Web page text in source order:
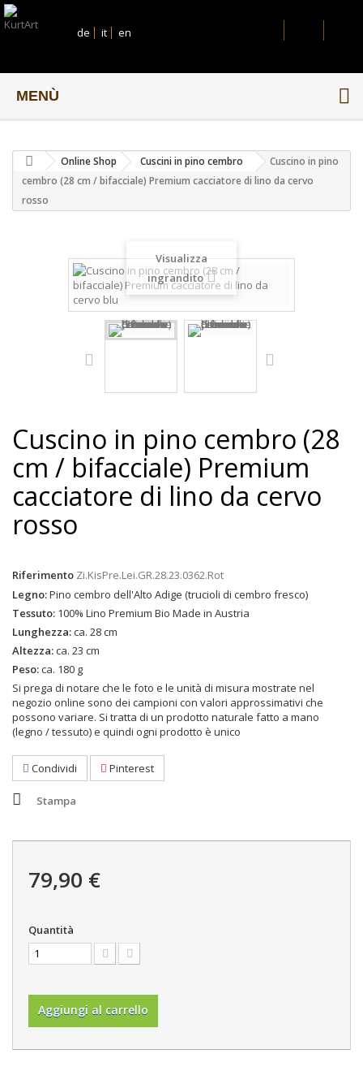
de it en
MENÙ
Online Shop Cuscini in pino cembro
Cuscino in pino
cembro (28 cm / bifacciale) Premium cacciatore di lino da cervo
rosso
Visualizza
ingrandito
Cuscino in pino cembro (28
cm / bifacciale) Premium
cacciatore di lino da cervo
rosso
Riferimento Zi.KisPre.Lei.GR.28.23.0362.Rot
Legno:Pino cembro dell'Alto Adige (trucioli di cembro fresco)
Tessuto: 100% Lino Premium Bio Made in Austria
Lunghezza:ca. 28 cm
Altezza:ca. 23 cm
Peso:ca. 180 g
Si prega di notare che le foto e le unità di misura mostrate nel
negozio online sono dei campioni con valori approssimativi che
possono variare. Si tratta di un prodotto naturale fatto a mano
(legno / tessuto) e quindi ogni prodotto è unico
Condividi Pinterest
Stampa
79,90 €
Quantità
Aggiungi al carrello